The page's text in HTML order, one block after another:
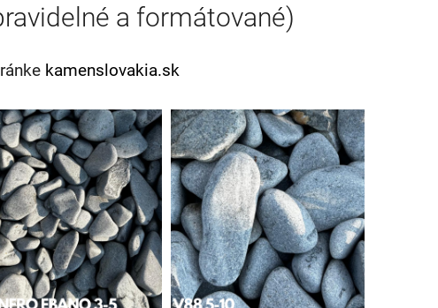
a formátované)
kamenslovakia.sk